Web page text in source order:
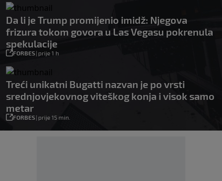
Da li je Trump promijenio imidž: Njegova
frizura tokom govora u Las Vegasu pokrenula
spekulacije
FORBES| prije 1 h
Treći unikatni Bugatti nazvan je po vrsti
srednjovjekovnog viteškog konja i visok samo
metar
FORBES| prije 15 min.